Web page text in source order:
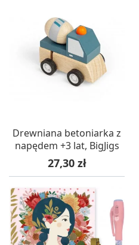
Drewniana betoniarka z
napędem +3 lat, BigJigs
Cena
27,30 zł